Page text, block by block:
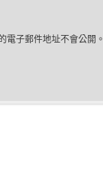
電子郵件地址不會公開。